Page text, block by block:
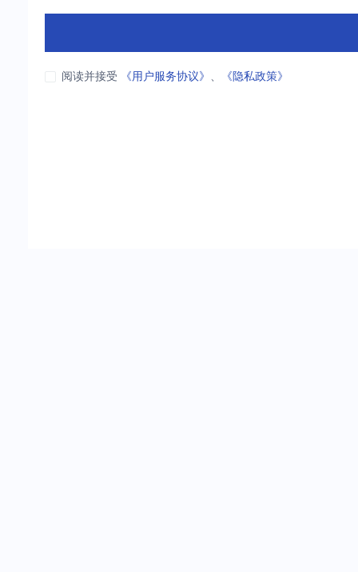
阅读并接受 《用户服务协议》 、 《隐私政策》